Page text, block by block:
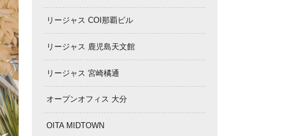
リージャス COI那覇ビル
リージャス 鹿児島天文館
リージャス 宮崎橘通
オープンオフィス 大分
OITA MIDTOWN